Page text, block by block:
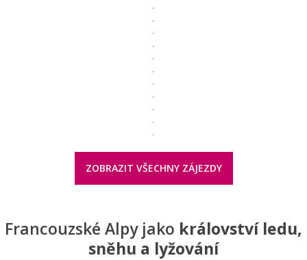
ZOBRAZIT VŠECHNY ZÁJEZDY
Francouzské Alpy jako království ledu,
sněhu a lyžování